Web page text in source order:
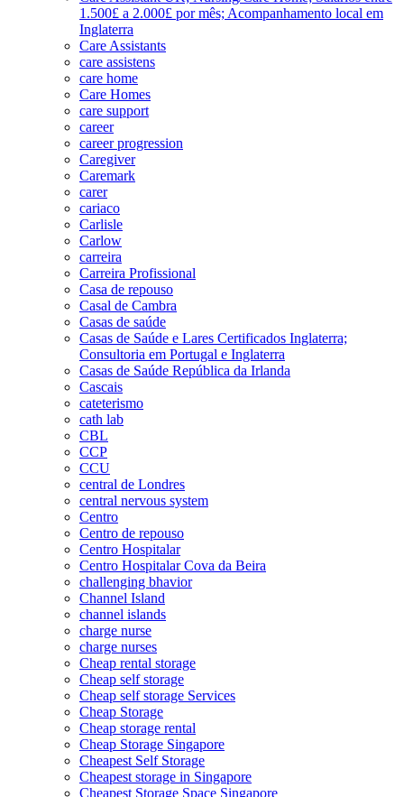
1.500£ a 2.000£ por mês; Acompanhamento local em
Inglaterra
Care Assistants
care assistens
care home
Care Homes
care support
career
career progression
Caregiver
Caremark
carer
cariaco
Carlisle
Carlow
carreira
Carreira Profissional
Casa de repouso
Casal de Cambra
Casas de saúde
Casas de Saúde e Lares Certificados Inglaterra;
Consultoria em Portugal e Inglaterra
Casas de Saúde República da Irlanda
Cascais
cateterismo
cath lab
CBL
CCP
CCU
central de Londres
central nervous system
Centro
Centro de repouso
Centro Hospitalar
Centro Hospitalar Cova da Beira
challenging bhavior
Channel Island
channel islands
charge nurse
charge nurses
Cheap rental storage
Cheap self storage
Cheap self storage Services
Cheap Storage
Cheap storage rental
Cheap Storage Singapore
Cheapest Self Storage
Cheapest storage in Singapore
Cheapest Storage Space Singapore